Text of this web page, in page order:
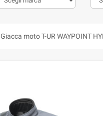
Giacca moto T-UR WAYPOINT